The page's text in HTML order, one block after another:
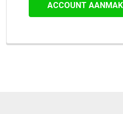
ACCOUNT